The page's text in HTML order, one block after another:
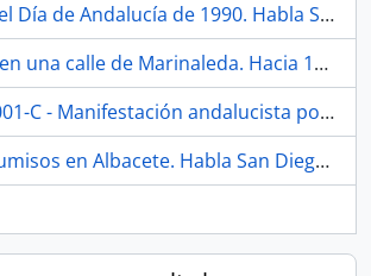
Jornadas del Día de Andalucía de 1990. Habla San Diego Televisión. 1990-12. Sevilla (España).
Jornaleros en una calle de Marinaleda. Hacia 1980. Sevilla, España.
JP-V-C006-001-C - Manifestación andalucista por el 4-D. 2 de diciembre de 1979. Sevilla (España)
Juicio a insumisos en Albacete. Habla San Diego Televisión. 1991-02. Sevilla (España).